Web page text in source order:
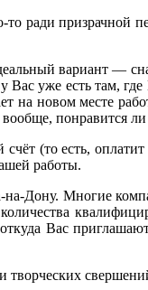
ради призрачной
вариант —
Вас уже есть там,
на новом месте
понравится
(то есть,
работы.
на-Дону. Многие
Вас